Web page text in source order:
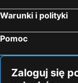
Nea Iraklia, luxury
Kalandra, luxury
Warunki i polityki
Pomoc
Zaloguj się